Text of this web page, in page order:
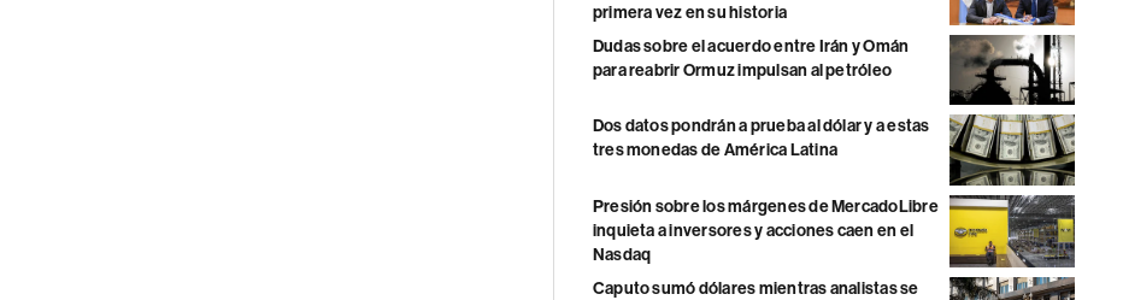
primera vez en su historia
Dudas sobre el acuerdo entre Irán y Omán
para reabrir Ormuz impulsan al petróleo
Dos datos pondrán a prueba al dólar y a estas
tres monedas de América Latina
Presión sobre los márgenes de MercadoLibre
inquieta a inversores y acciones caen en el
Nasdaq
Caputo sumó dólares mientras analistas se